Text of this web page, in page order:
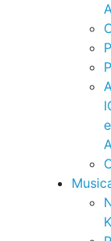
e